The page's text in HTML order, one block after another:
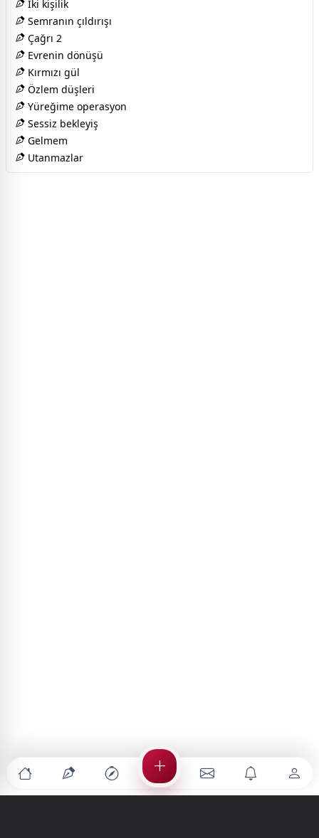
İki kişilik
Semranın çıldırışı
Çağrı 2
Evrenin dönüşü
Kırmızı gül
Özlem düşleri
Yüreğime operasyon
Sessiz bekleyiş
Gelmem
Utanmazlar